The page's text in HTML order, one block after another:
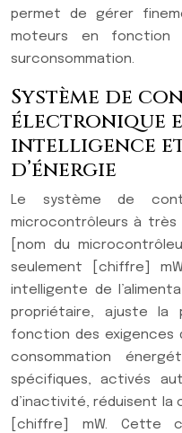
permet de gérer
moteurs en fonction
surconsommation.
Système de
électronique
intelligence
d’énergie
Le système de
microcontrôleurs à très
[nom du
seulement [chiffre]
intelligente de
propriétaire, ajuste la
fonction des exigences
consommation
spécifiques, activés
d’inactivité, réduisent la
[chiffre] mW. Cette